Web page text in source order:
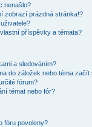
nenašlo?
zobrazí prázdná stránka!?
příspěvky a témata?
a sledováním?
do záložek nebo téma začít
fórum?
témat nebo fór?
fóru povoleny?